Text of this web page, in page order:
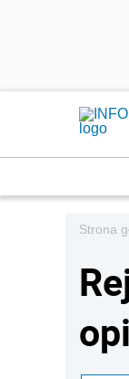
Strona